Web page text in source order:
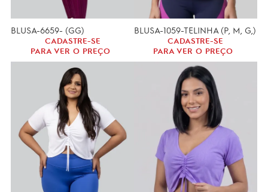
BLUSA-6659- (GG)
CADASTRE-SE
PARA VER O PREÇO
BLUSA-1059-TELINHA (P, M, G,)
CADASTRE-SE
PARA VER O PREÇO